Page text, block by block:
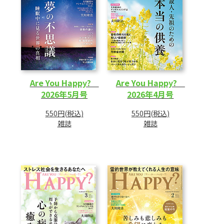
Are You Happy?
2026年5月号
550円(税込)
雑誌
Are You Happy?
2026年4月号
550円(税込)
雑誌